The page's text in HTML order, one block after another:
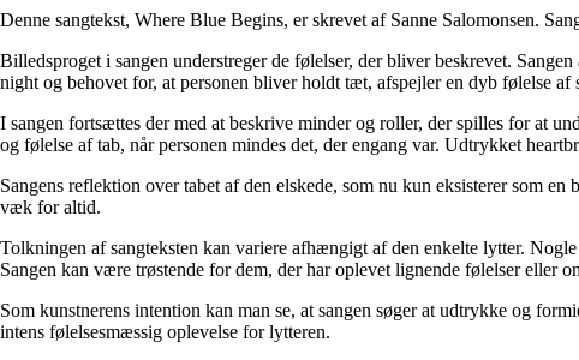
Denne sangtekst, Where Blue Begins, er skrevet af Sanne Salomonsen.
Billedsproget i sangen understreger de følelser, der bliver beskrevet.
night og behovet for, at personen bliver holdt tæt, afspejler en dyb følelse af
I sangen fortsættes der med at beskrive minder og roller, der spilles for at
og følelse af tab, når personen mindes det, der engang var. Udtrykket
Sangens reflektion over tabet af den elskede, som nu kun eksisterer som
væk for altid.
Tolkningen af sangteksten kan variere afhængigt af den enkelte lytter.
Sangen kan være trøstende for dem, der har oplevet lignende følelser eller
Som kunstnerens intention kan man se, at sangen søger at udtrykke og
intens følelsesmæssig oplevelse for lytteren.